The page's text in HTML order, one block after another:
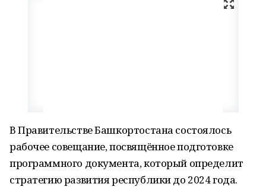
В Правительстве Башкортостана состоялось
рабочее совещание, посвящённое подготовке
программного документа, который определит
стратегию развития республики до 2024 года.